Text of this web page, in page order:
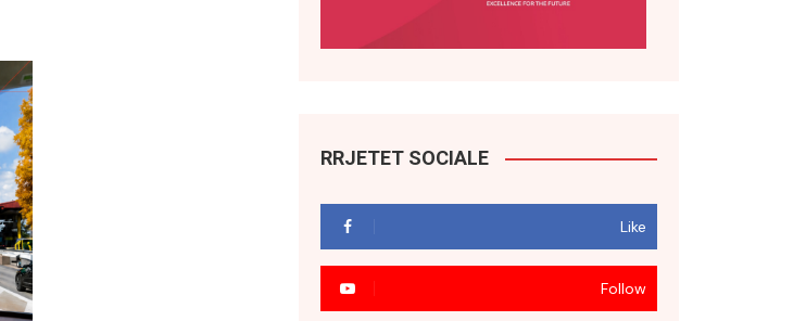
RRJETET SOCIALE
Like
Follow